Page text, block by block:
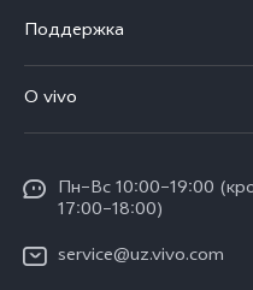
V50 Lite
Y29
Поддержка
Funtouch OS
Сервисные центры
IMEI аутентификация
Запрос стоимости запчастей
O vivo
Пресс Центр
Карьера в vivo
Пн–Вс 10:00–19:00
17:00–18:00)
service@uz.vivo.com